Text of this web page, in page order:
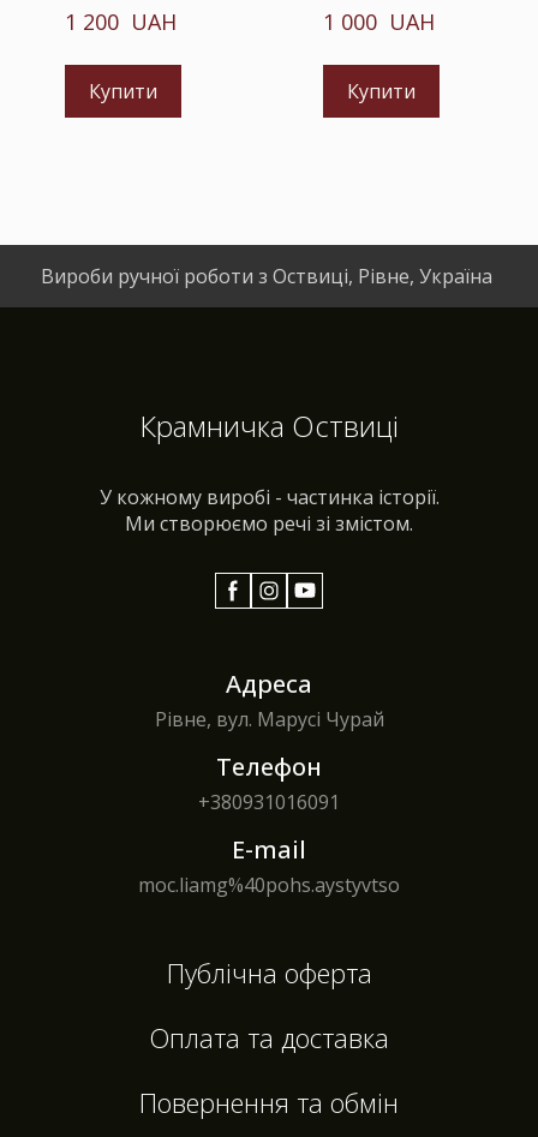
1 200  UAH
Купити
1 000  UAH
Купити
Вироби ручної роботи з Оствиці, Рівне, Україна
Крамничка Оствиці
У кожному виробі - частинка історії.
Ми створюємо речі зі змістом.
Адреса
Рівне, вул. Марусі Чурай
Телефон
+380931016091
E-mail
moc.liamg%40pohs.aystyvtso
Публічна оферта
Оплата та доставка
Повернення та обмін